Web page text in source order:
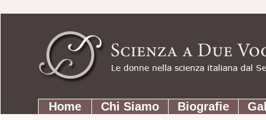
contenuti.
Strumenti
personali
SezioniHome Chi Siamo Biografie